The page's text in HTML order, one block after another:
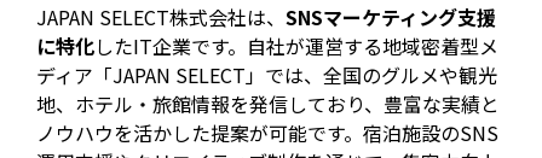
JAPAN SELECT株式会社は、SNSマーケティング支援
に特化したIT企業です。自社が運営する地域密着型メ
ディア「JAPAN SELECT」では、全国のグルメや観光
地、ホテル・旅館情報を発信しており、豊富な実績と
ノウハウを活かした提案が可能です。宿泊施設のSNS